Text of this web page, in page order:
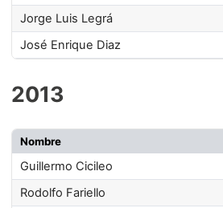
Jorge Luis Legrá
José Enrique Diaz
2013
Nombre
Guillermo Cicileo
Rodolfo Fariello